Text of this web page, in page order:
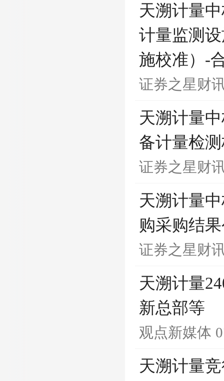
天溯计量
计量监测
施校准）-
证券之星财
天溯计量
备计量检
证券之星财
天溯计量
购采购结
证券之星财
天溯计量
新总部等
观点新媒体
天溯计量